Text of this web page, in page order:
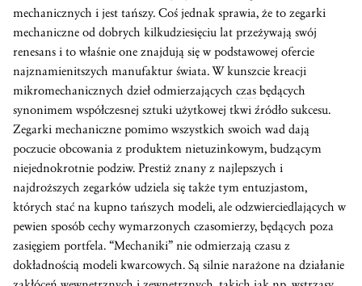
mechanicznych i jest tańszy. Coś jednak sprawia, że to zegarki
mechaniczne od dobrych kilkudziesięciu lat przeżywają swój
renesans i to właśnie one znajdują się w podstawowej ofercie
najznamienitszych manufaktur świata. W kunszcie kreacji
mikromechanicznych dzieł odmierzających czas będących
synonimem współczesnej sztuki użytkowej tkwi źródło sukcesu.
Zegarki mechaniczne pomimo wszystkich swoich wad dają
poczucie obcowania z produktem nietuzinkowym, budzącym
niejednokrotnie podziw. Prestiż znany z najlepszych i
najdroższych zegarków udziela się także tym entuzjastom,
których stać na kupno tańszych modeli, ale odzwierciedlających w
pewien sposób cechy wymarzonych czasomierzy, będących poza
zasięgiem portfela. “Mechaniki” nie odmierzają czasu z
dokładnością modeli kwarcowych. Są silnie narażone na działanie